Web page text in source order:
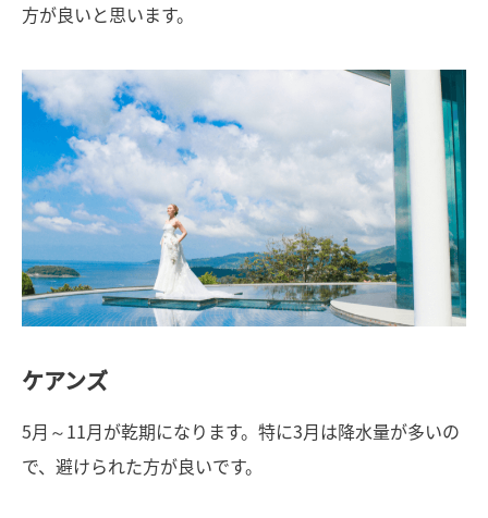
方が良いと思います。
ケアンズ
5月～11月が乾期になります。特に3月は降水量が多いの
で、避けられた方が良いです。